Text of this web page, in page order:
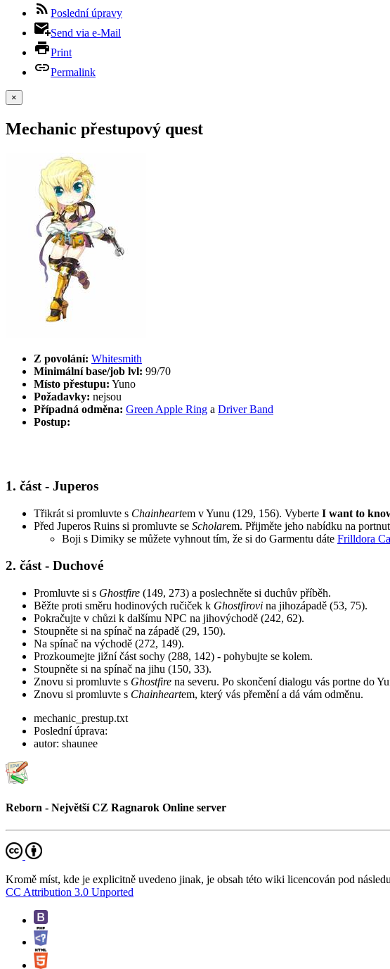
Poslední úpravy
Send via e-Mail
Print
Permalink
×
Mechanic přestupový quest
Z povolání: Whitesmith
Minimální base/job lvl: 99/70
Místo přestupu: Yuno
Požadavky: nejsou
Případná odměna: Green Apple Ring a Driver Band
Postup:
1. část - Juperos
Třikrát si promluvte s Chainheartem v Yunu (129, 156). Vyberte I want to
Před Juperos Ruins si promluvte se Scholarem. Přijměte jeho nabídku na
Boji s Dimiky se můžete vyhnout tím, že si do Garmentu dáte Frilldora
2. část - Duchové
Promluvte si s Ghostfire (149, 273) a poslechněte si duchův příběh.
Běžte proti směru hodinových ručiček k Ghostfirovi na jihozápadě (53, 75).
Pokračujte v chůzi k dalšímu NPC na jihovýchodě (242, 62).
Stoupněte si na spínač na západě (29, 150).
Na spínač na východě (272, 149).
Prozkoumejte jižní část sochy (288, 142) - pohybujte se kolem.
Stoupněte si na spínač na jihu (150, 33).
Znovu si promluvte s Ghostfire na severu. Po skončení dialogu vás portne do
Znovu si promluvte s Chainheartem, který vás přemění a dá vám odměnu.
mechanic_prestup.txt
Poslední úprava:
autor: shaunee
Reborn - Největší CZ Ragnarok Online server
Kromě míst, kde je explicitně uvedeno jinak, je obsah této wiki licencován pod
CC Attribution 3.0 Unported